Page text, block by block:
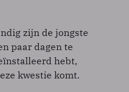
zijn de jongste
paar dagen te
hebt,
kwestie komt.